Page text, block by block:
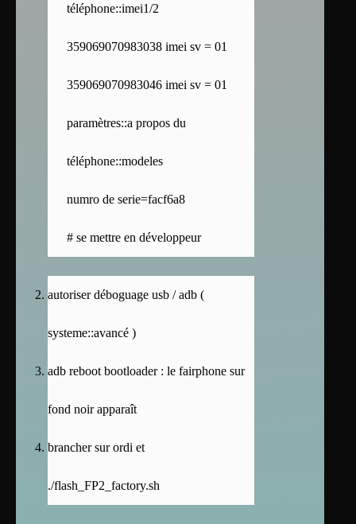
téléphone::imei1/2
359069070983038 imei sv = 01
359069070983046 imei sv = 01
paramètres::a propos du
téléphone::modeles
numro de serie=facf6a8
# se mettre en développeur
autoriser déboguage usb / adb (
systeme::avancé )
adb reboot bootloader : le fairphone sur
fond noir apparaît
brancher sur ordi et
./flash_FP2_factory.sh